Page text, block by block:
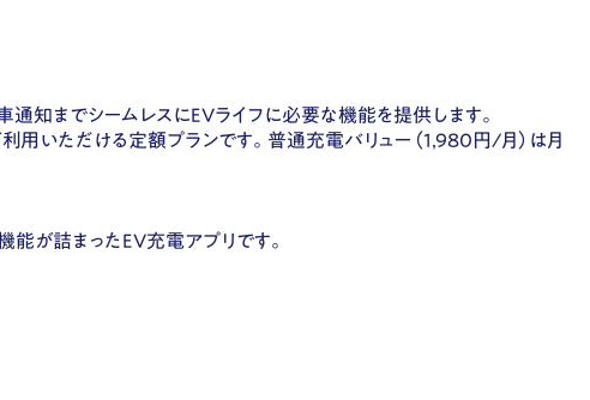
通知までシームレスにEVライフに必要な機能を提供します。
用いただける定額プランです。普通充電バリュー（1,980円/月）は月
が詰まったEV充電アプリです。